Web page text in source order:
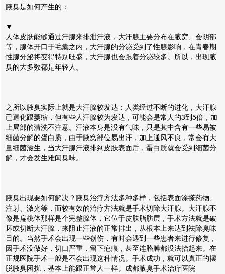
腋臭是如何产生的：
▼
人体皮肤能够通过汗腺来排泄汗液，大汗腺主要分布在腋窝、会阴部
等，腺体开口于毛囊之内，大汗腺的分泌受到了性腺影响，在青春期
性腺分泌将变得特别旺盛，大汗腺也会跟着分泌较多。所以，出现腋
臭的大多数都是年轻人。
之所以腋臭实际上就是大汗腺较发达：人类经过不断的进化，大汗腺
已退化跟萎缩，但有些人汗腺较为发达，可能会是常人的3到5倍，加
上局部的清洗不注意。汗液本身是没有气味，只是其中含有一些易被
细菌分解的蛋白质，由于腋窝部位易出汗，加上通风不良，常会有大
量细菌滋生，当大汗腺汗液排到皮肤表面后，蛋白质就会受到细菌分
解，才会发生难闻臭味。
腋臭出现要如何解决？腋臭治疗方法多种多样，包括表面涂搽药物、
注射、激光等，而较有效的治疗方法就是手术切除大汗腺。大汗腺不
像是扁桃体那样是个完整腺体，它位于皮肤脂肪层，手术方法就是破
坏或切断大汗腺，来阻止汗液的正常排出，从根本上来达到祛除臭味
目的。当然手术会出现一些创伤，有时会遇到一些患者来进行修复，
因手术没做好，切口严重，留下疤痕，甚至连胳膊都没法抬起来。在
正规医院手术一般是不会出现这种情况。手术成功，就可以真正的摆
脱腋臭困扰，基本上能跟正常人一样。成都腋臭手术治疗医院